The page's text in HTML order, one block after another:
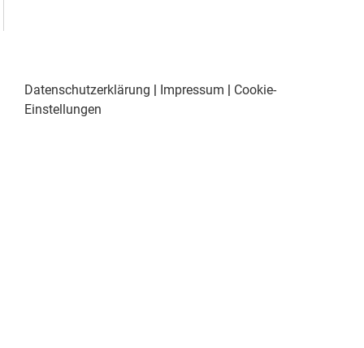
Datenschutzerklärung | Impressum | Cookie-
Einstellungen